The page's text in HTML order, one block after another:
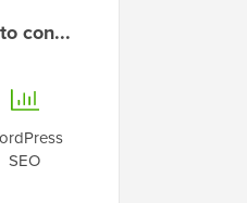
con...
SEO